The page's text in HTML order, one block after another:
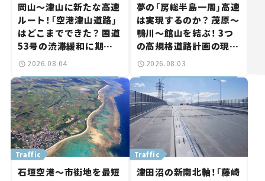
岡山～津山に新たな高速
ルート！「空港津山道路」
はどこまでできた？ 国道
53号の渋滞緩和に期待。
岡山市側でも動きが【い
2026.08.04
夢の「房総半島一周」高速
は実現するのか？ 茂原～
鴨川～館山を結ぶ！ 3つ
の高規格道路計画の現
状。「館山鴨川道路」で検
路計画】
2026.08.03
Traffic
石垣空港～市街地を最短
Traffic
津田沼の新南北軸！「藤崎